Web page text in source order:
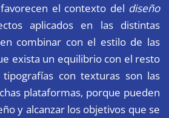
el contexto del diseño
aplicados en las distintas
combinar con el estilo de las
exista un equilibrio con el resto
con texturas son las
plataformas, porque pueden
y alcanzar los objetivos que se